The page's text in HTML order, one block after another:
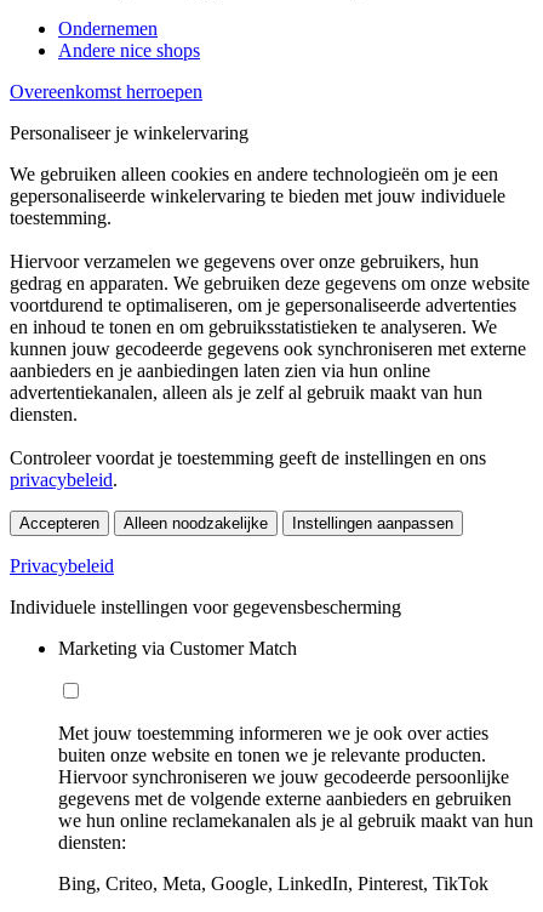
Ondernemen
Andere nice shops
Overeenkomst herroepen
Personaliseer je winkelervaring
We gebruiken alleen cookies en andere technologieën om je een
gepersonaliseerde winkelervaring te bieden met jouw individuele
toestemming.
Hiervoor verzamelen we gegevens over onze gebruikers, hun
gedrag en apparaten. We gebruiken deze gegevens om onze website
voortdurend te optimaliseren, om je gepersonaliseerde advertenties
en inhoud te tonen en om gebruiksstatistieken te analyseren. We
kunnen jouw gecodeerde gegevens ook synchroniseren met externe
aanbieders en je aanbiedingen laten zien via hun online
advertentiekanalen, alleen als je zelf al gebruik maakt van hun
diensten.
Controleer voordat je toestemming geeft de instellingen en ons
privacybeleid.
Accepteren Alleen noodzakelijke Instellingen aanpassen
Privacybeleid
Individuele instellingen voor gegevensbescherming
Marketing via Customer Match
Met jouw toestemming informeren we je ook over acties
buiten onze website en tonen we je relevante producten.
Hiervoor synchroniseren we jouw gecodeerde persoonlijke
gegevens met de volgende externe aanbieders en gebruiken
we hun online reclamekanalen als je al gebruik maakt van hun
diensten:
Bing, Criteo, Meta, Google, LinkedIn, Pinterest, TikTok